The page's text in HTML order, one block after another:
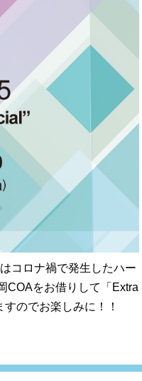
コロナ禍で発生したハー
COAをお借りして「Extra
のでお楽しみに！！